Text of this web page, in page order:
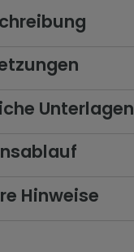
Unterlagen
Hinweise